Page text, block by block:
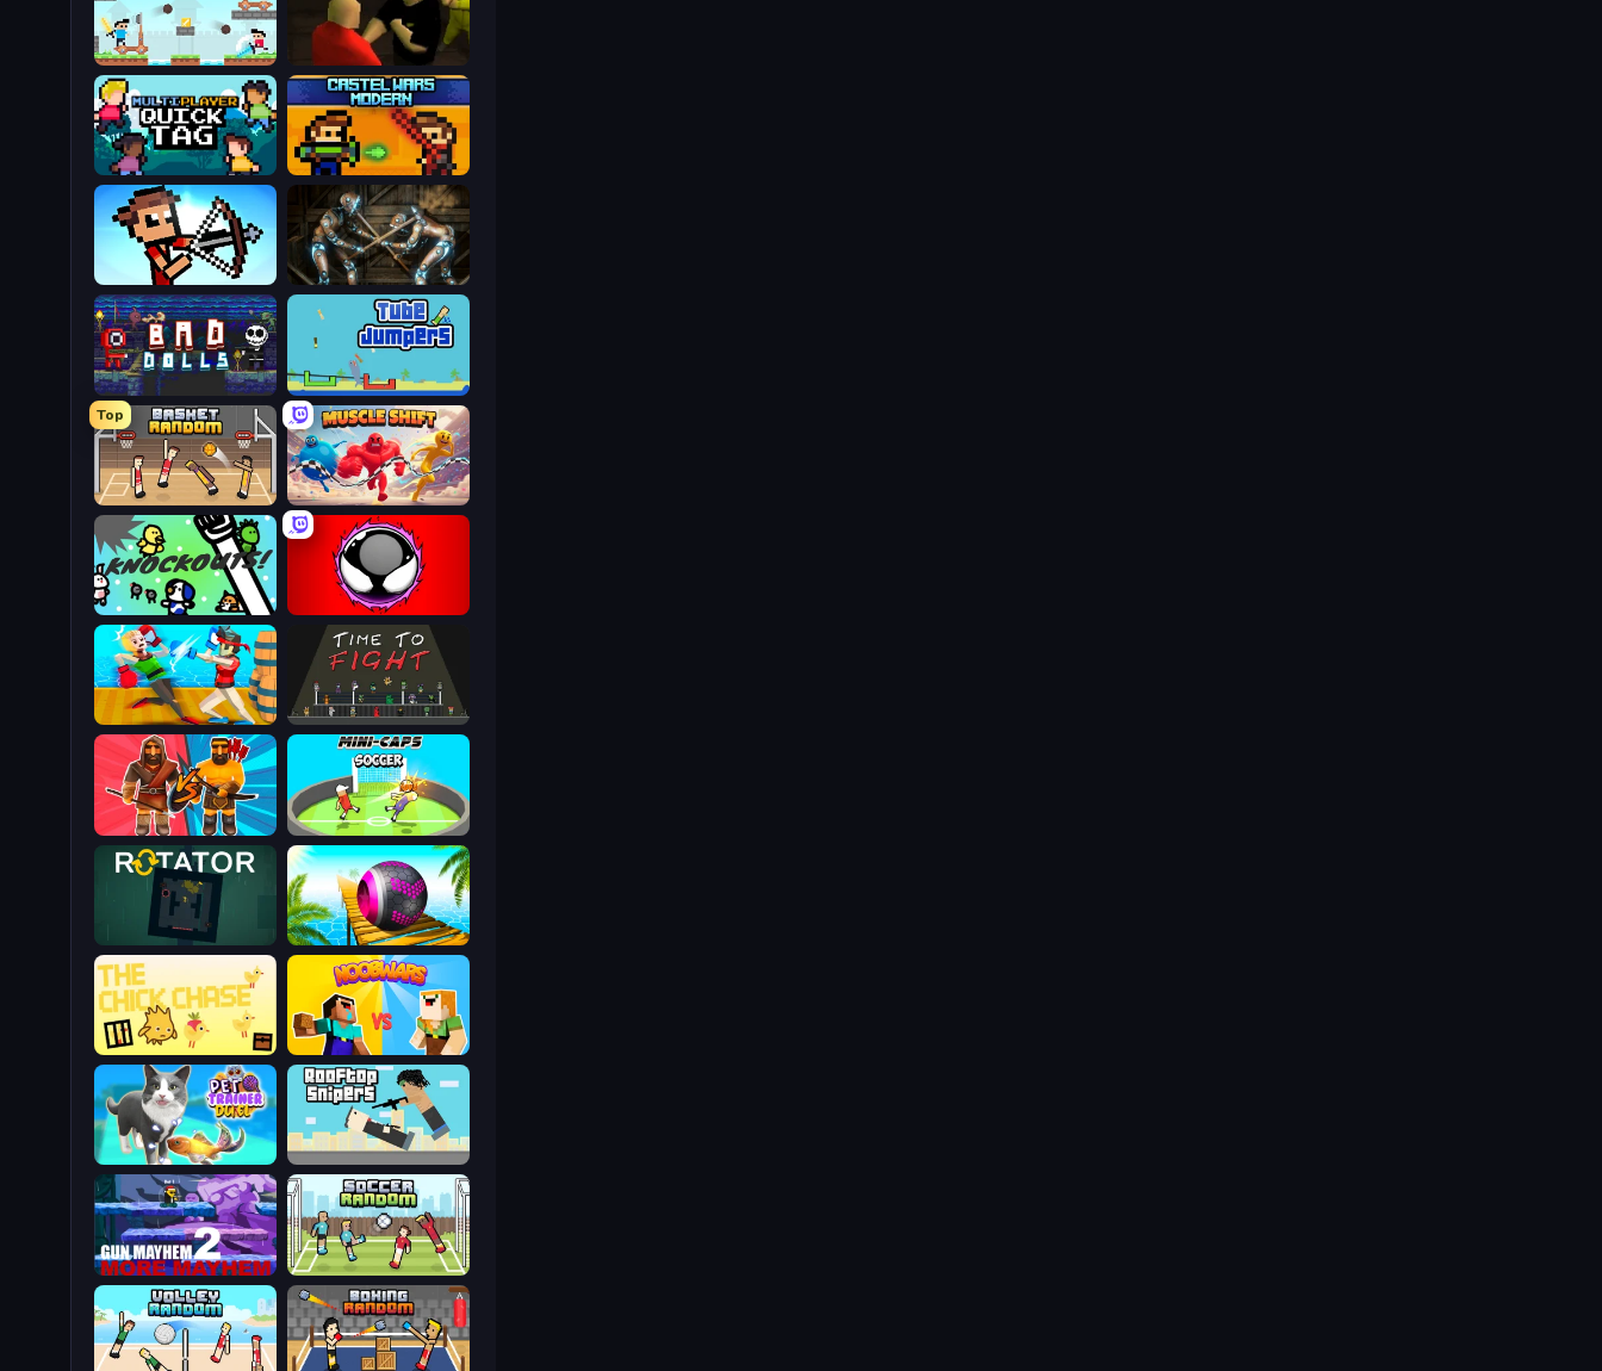
Castle Wars
Castle Wars: Modern
Multiplayer Quick Tag
Striker Dummies
Stick Archers Battle
Tube Jumpers
Bad Dolls
Muscle Shift
Top
Basket Random
Splatmans
KNOCKOUTS!
Time to Fight
Mini-Caps: Soccer
Medieval Battle 2P
Rolling Balls Sea Race
Rotator
NoobWars
The Chick Chase
Rooftop Snipers
Pet Trainer Duel
Soccer Random
Gun Mayhem 2